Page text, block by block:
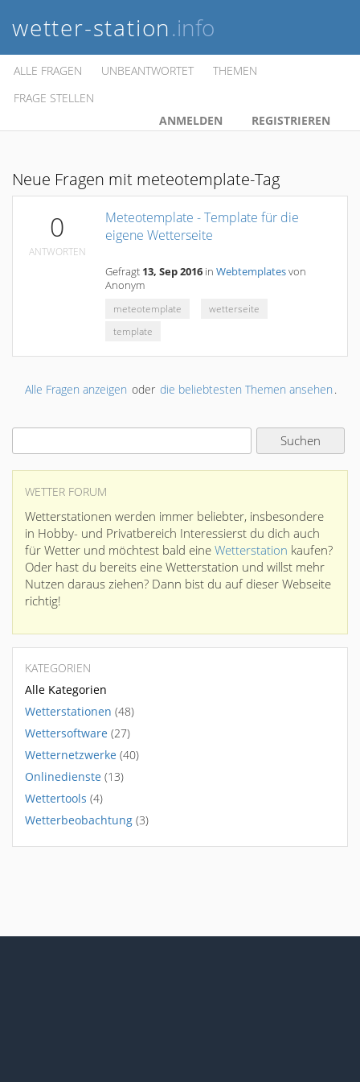
wetter-station.info
ALLE FRAGEN UNBEANTWORTET
THEMEN
FRAGE STELLEN
ANMELDEN
REGISTRIEREN
Neue Fragen mit meteotemplate-Tag
0
ANTWORTEN
Meteotemplate - Template für die
eigene Wetterseite
Gefragt 13, Sep 2016 in Webtemplatesvon
Anonym
meteotemplate
wetterseite
template
Alle Fragen anzeigen oder die beliebtesten Themen ansehen .
WETTER FORUM
Wetterstationen werden immer beliebter, insbesondere
in Hobby- und Privatbereich Interessierst du dich auch
für Wetter und möchtest bald eine Wetterstation kaufen?
Oder hast du bereits eine Wetterstation und willst mehr
Nutzen daraus ziehen? Dann bist du auf dieser Webseite
richtig!
KATEGORIEN
Alle Kategorien
Wetterstationen (48)
Wettersoftware (27)
Wetternetzwerke (40)
Onlinedienste (13)
Wettertools (4)
Wetterbeobachtung (3)